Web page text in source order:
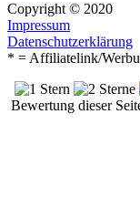
Copyright © 2020
Impressum
Datenschutzerklärung
* = Affiliatelink/
Bewertung dieser